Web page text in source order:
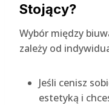
Stojący?
Wybór między
zależy od
Jeśli cenisz
estetyką i